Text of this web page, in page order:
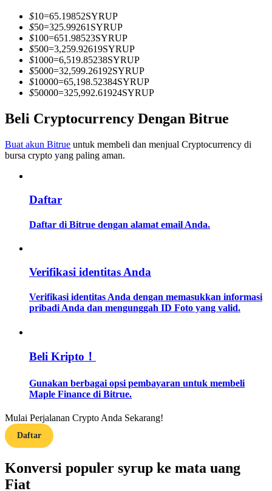
Informasi
Analisis data besar termasuk info perdagangan, dll.
Strategi perdagangan
Pelajari cara untuk tetap menghasilkan keuntungan
Menghasilkan
$10=65.19852SYRUP
$50=325.99261 SYRUP
$100=651.98523SYRUP
$500=3,259.92619SYRUP
$1000=6,519.85238SYRUP
$5000=32,599.26192SYRUP
$10000=65,198.52384SYRUP
$50000=325,992.61924SYRUP
Beli Cryptocurrency Dengan Bitrue
Buat akun Bitrue untuk membeli dan menjual Cryptocurrency di
bursa crypto yang paling aman.
Daftar
Daftar di Bitrue dengan alamat email Anda.
Verifikasi identitas Anda
Verifikasi identitas Anda dengan memasukkan informasi
pribadi Anda dan mengunggah ID Foto yang valid.
Beli Kripto！
Gunakan berbagai opsi pembayaran untuk membeli
Maple Finance di Bitrue.
Mulai Perjalanan Crypto Anda Sekarang!
Daftar
Konversi populer syrup ke mata uang
Fiat